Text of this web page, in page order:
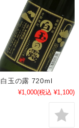
玉の露 720ml
¥1,000(税込 ¥1,100)